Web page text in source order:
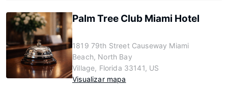
Palm Tree Club Miami Hotel
1819 79th Street Causeway Miami
Beach, North Bay
Village, Florida 33141, US
Visualizar mapa